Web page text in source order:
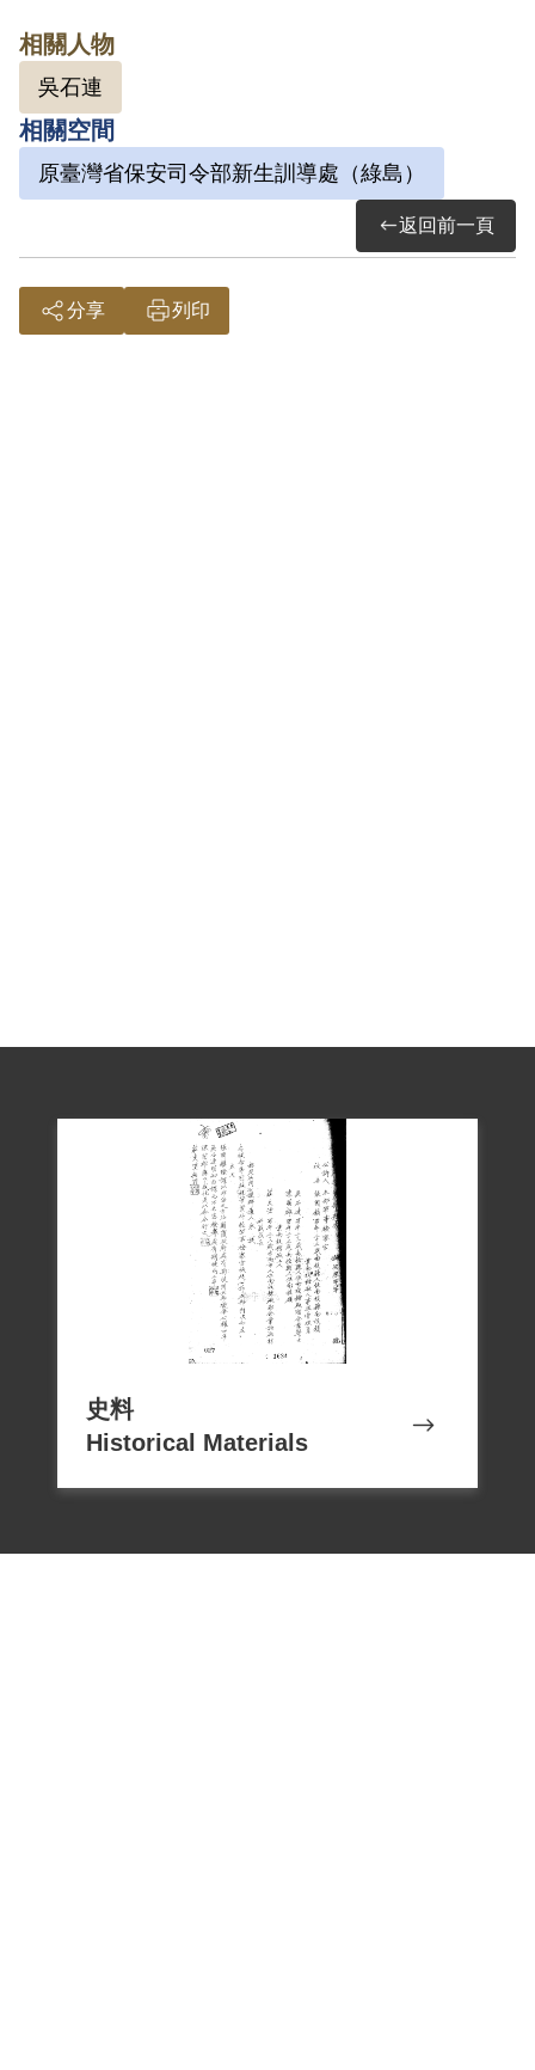
其陰謀以非法方法顛覆政府，係以其與同
案被告吳石連在保安處所供相符，以及與
簡瑞寬供認互證相符為據。惟其因不滿現
實，與簡瑞寬來往，並向被告吳石連表
示，要臺灣青年互相團結協助等語，屬言
論思想層次問題，此外無其他具體佐證，
故認本案非有實據。
2018年10月經促轉會公告撤銷判決處分。
相關人物
吳石連
相關空間
原臺灣省保安司令部新生訓導處（綠島）
返回前一頁
分享 列印
史料
Historical Materials